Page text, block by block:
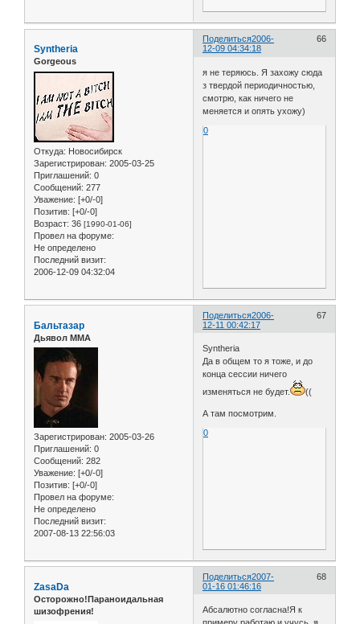
Поделиться 66
2006-
12-09 04:34:18
Syntheria
Gorgeous
Откуда: Новосибирск
Зарегистрирован: 2005-03-25
Приглашений: 0
Сообщений: 277
Уважение: [+0/-0]
Позитив: [+0/-0]
Возраст: 36 [1990-01-06]
Провел на форуме:
Не определено
Последний визит:
2006-12-09 04:32:04
я не теряюсь. Я захожу сюда
з твердой периодичностью,
смотрю, как ничего не
меняется и опять ухожу)
0
Поделиться 67
2006-
12-11 00:42:17
Бальтазар
Дьявол ММА
Зарегистрирован: 2005-03-26
Приглашений: 0
Сообщений: 282
Уважение: [+0/-0]
Позитив: [+0/-0]
Провел на форуме:
Не определено
Последний визит:
2007-08-13 22:56:03
Syntheria
Да в общем то я тоже, и до
конца сессии ничего
изменяться не будет.
((
А там посмотрим.
0
Поделиться 68
2007-
01-16 01:46:16
ZasaDa
Осторожно!Параноидальная
шизофрения!
Абсалютно согласна!Я к